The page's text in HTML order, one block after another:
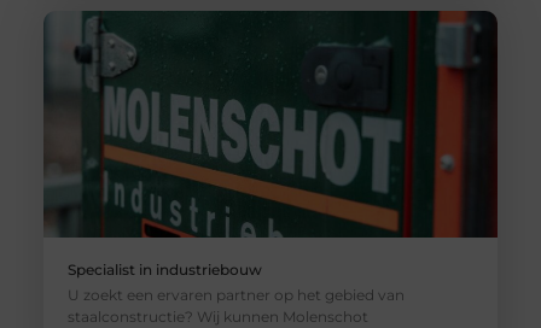
Specialist in industriebouw
U zoekt een ervaren partner op het gebied van
staalconstructie? Wij kunnen Molenschot